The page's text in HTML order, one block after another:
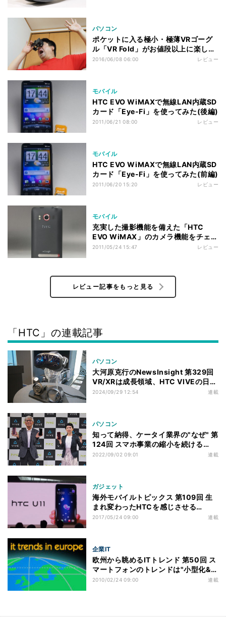
パソコン
ポケットに入る極小・極薄VRゴーグ
ル「VR Fold」がお値段以上に楽しめ
る!!
2016/06/08 06:00 レビュー
モバイル
HTC EVO WiMAXで無線LAN内蔵SD
カード「Eye-Fi」を使ってみた(後編)
2011/06/21 08:00 レビュー
モバイル
HTC EVO WiMAXで無線LAN内蔵SD
カード「Eye-Fi」を使ってみた(前編)
2011/06/20 15:20 レビュー
モバイル
充実した撮影機能を備えた「HTC
EVO WiMAX」のカメラ機能をチェッ
ク!!
2011/05/24 15:47 レビュー
レビュー記事をもっと見る
「HTC」の連載記事
パソコン
大河原克行のNewsInsight 第329回
VR/XRは成長領域、HTC VIVEの日本
戦略は？ VIVE Focus新モデルを市場
2024/09/29 12:54 連載
パソコン
知って納得、ケータイ業界の"なぜ" 第
124回 スマホ事業の縮小を続ける
HTCが4年ぶりに日本でスマートフォ
2022/09/02 09:01 連載
ガジェット
海外モバイルトピックス 第109回 生
まれ変わったHTCを感じさせる
「HTC U11」に大きな期待
2017/05/24 09:00 連載
企業IT
欧州から眺めるITトレンド 第50回 ス
マートフォンのトレンドは"小型化&ミ
ッドレンジ" - MWC 2010を振り返る
2010/02/24 09:00 連載